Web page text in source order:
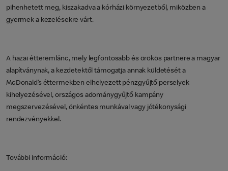
pihenhetett meg, kiszakadva a kórházi környezetből, miközben a
gyermek a kezelésekre várt.
A hazai étteremlánc, mely legfontosabb és örökös partnere a magyar
alapítványnak, a kezdetektől támogatja annak küldetését a
McDonald’s éttermekben elhelyezett pénzgyűjtő perselyek
kihelyezésével, országos adománygyűjtő kampány
megszervezésével, önkéntes munkával vagy jótékonysági
rendezvényekkel.
További információ: